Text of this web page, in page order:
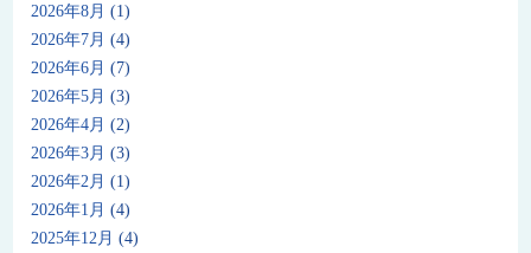
2026年8月 (1)
2026年7月 (4)
2026年6月 (7)
2026年5月 (3)
2026年4月 (2)
2026年3月 (3)
2026年2月 (1)
2026年1月 (4)
2025年12月 (4)